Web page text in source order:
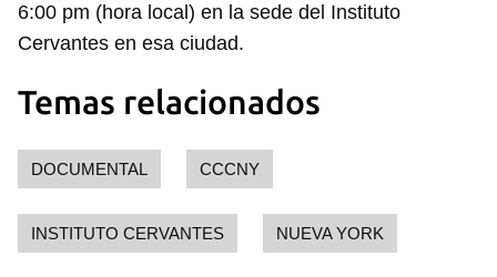
6:00 pm (hora local) en la sede del Instituto
Cervantes en esa ciudad.
Temas relacionados
DOCUMENTAL CCCNY
INSTITUTO CERVANTES NUEVA YORK